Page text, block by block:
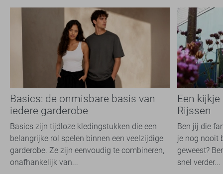
Basics: de onmisbare basis van
iedere garderobe
Basics zijn tijdloze kledingstukken die een
belangrijke rol spelen binnen een veelzijdige
garderobe. Ze zijn eenvoudig te combineren,
onafhankelijk van...
Een
Rijssen
Ben jij die
je nog nooit
geweest?
snel verder...